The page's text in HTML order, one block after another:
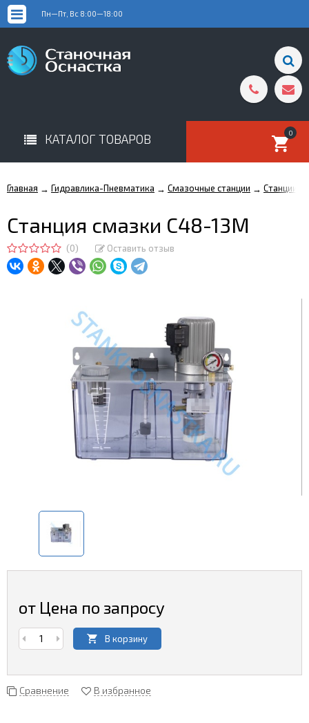
Пн—Пт, Вс 8:00—18:00
КАТАЛОГ ТОВАРОВ 0
Главная → Гидравлика-Пневматика → Смазочные станции → Станции
Станция смазки С48-13М
(0) Оставить отзыв
от Цена по запросу
В корзину
Сравнение В избранное